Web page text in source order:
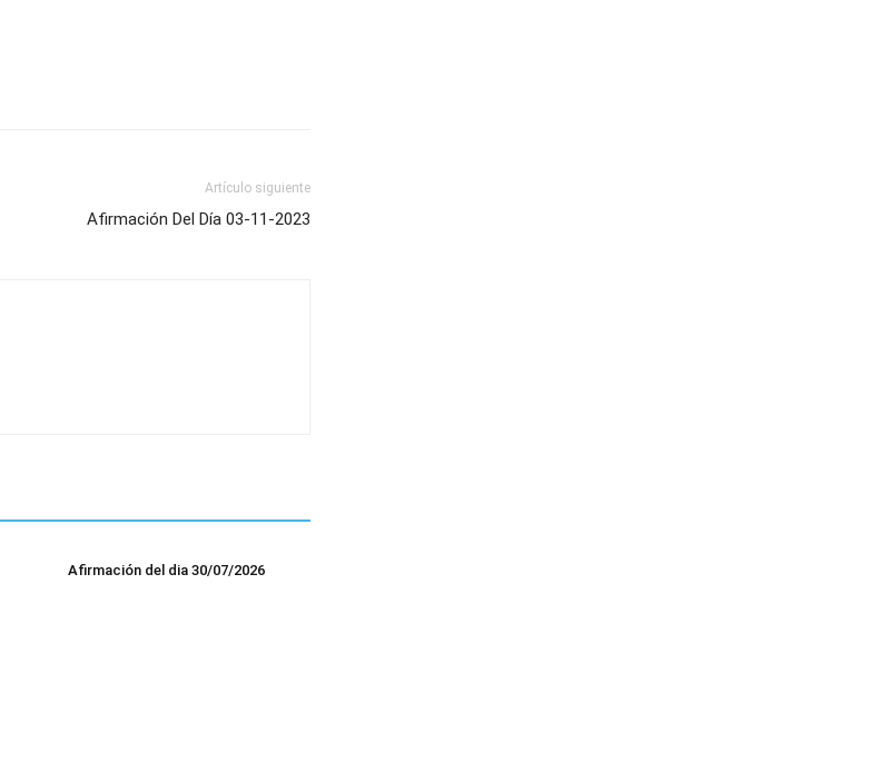
Artículo siguiente
Afirmación Del Día 03-11-2023
Afirmación del dia 30/07/2026